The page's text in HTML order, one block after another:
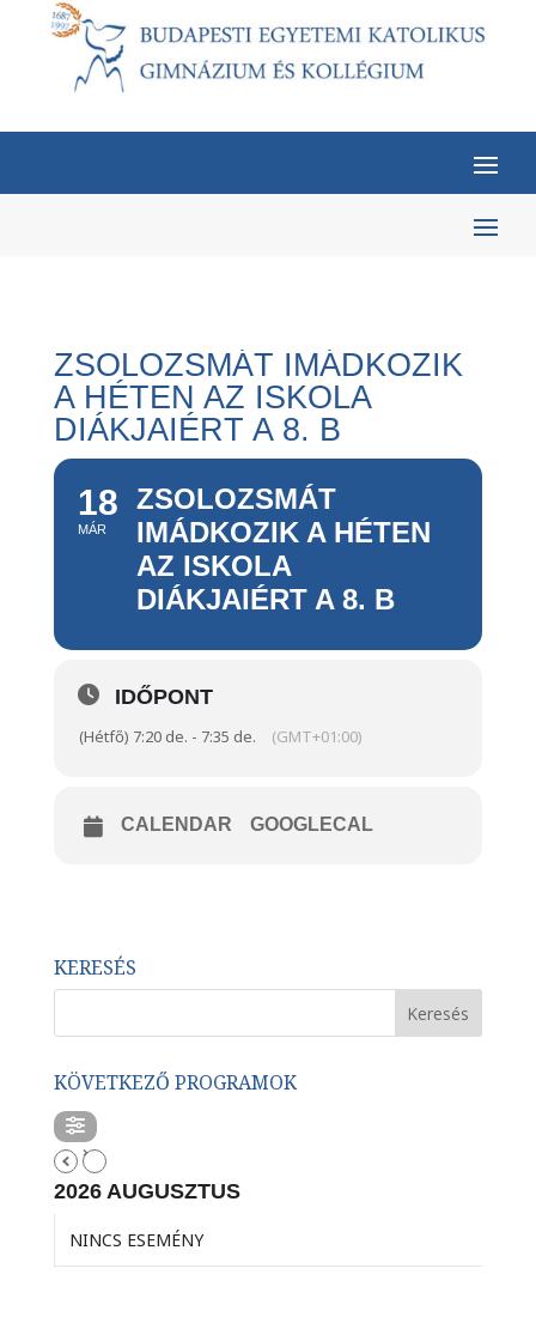
ZSOLOZSMÁT IMÁDKOZIK
A HÉTEN AZ ISKOLA
DIÁKJAIÉRT A 8. B
18
MÁR
ZSOLOZSMÁT
IMÁDKOZIK A HÉTEN
AZ ISKOLA
DIÁKJAIÉRT A 8. B
IDŐPONT
(Hétfő) 7:20 de. - 7:35 de. (GMT+01:00)
CALENDAR GOOGLECAL
KERESÉS
KÖVETKEZŐ PROGRAMOK
2026 AUGUSZTUS
NINCS ESEMÉNY